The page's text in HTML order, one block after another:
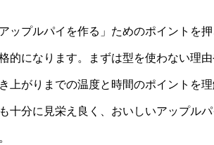
アップルパイを作る」ためのポイントを
的になります。まずは型を使わない理
上がりまでの温度と時間のポイントを
十分に見栄え良く、おいしいアップル